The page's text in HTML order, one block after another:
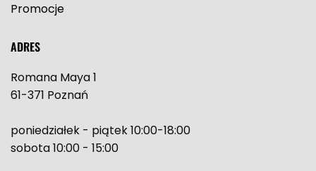
Promocje
ADRES
Romana Maya 1
61-371 Poznań
poniedziałek - piątek 10:00-18:00
sobota 10:00 - 15:00